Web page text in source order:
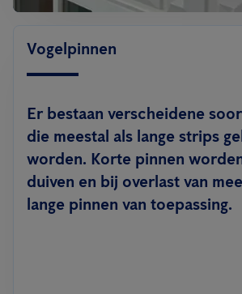
Vogelpinnen
Er bestaan verscheidene
die meestal als lange strips
worden. Korte pinnen
duiven en bij overlast van
lange pinnen van toepassing.